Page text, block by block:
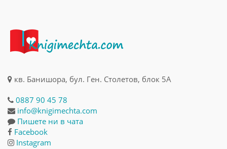
кв. Банишора, бул. Ген. Столетов, блок 5А
0887 90 45 78
info@knigimechta.com
Пишете ни в чата
Facebook
Instagram